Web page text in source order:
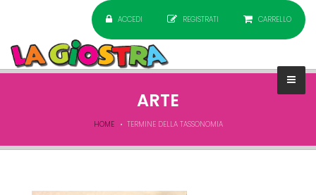
ACCEDI REGISTRATI CARRELLO
ARTE
HOME TERMINE DELLA TASSONOMIA